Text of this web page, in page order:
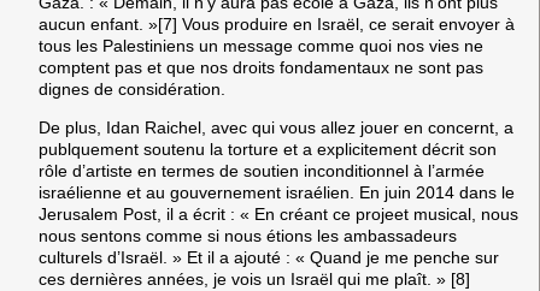
aucun enfant. »[7] Vous produire en Israël, ce serait envoyer à
tous les Palestiniens un message comme quoi nos vies ne
comptent pas et que nos droits fondamentaux ne sont pas
dignes de considération.
De plus, Idan Raichel, avec qui vous allez jouer en concernt, a
publquement soutenu la torture et a explicitement décrit son
rôle d’artiste en termes de soutien inconditionnel à l’armée
israélienne et au gouvernement israélien. En juin 2014 dans le
Jerusalem Post, il a écrit : « En créant ce projeet musical, nous
nous sentons comme si nous étions les ambassadeurs
culturels d’Israël. » Et il a ajouté : « Quand je me penche sur
ces dernières années, je vois un Israël qui me plaît. » [8]